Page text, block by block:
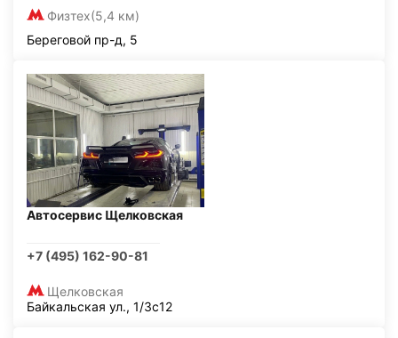
Физтех(5,4 км)
Береговой пр-д, 5
Автосервис Щелковская
+7 (495) 162-90-81
Щелковская
Байкальская ул., 1/3с12